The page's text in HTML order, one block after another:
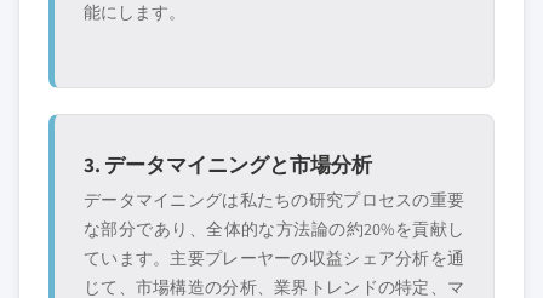
能にします。
3. データマイニングと市場分析
データマイニングは私たちの研究プロセスの重要
な部分であり、全体的な方法論の約20%を貢献し
ています。主要プレーヤーの収益シェア分析を通
じて、市場構造の分析、業界トレンドの特定、マ